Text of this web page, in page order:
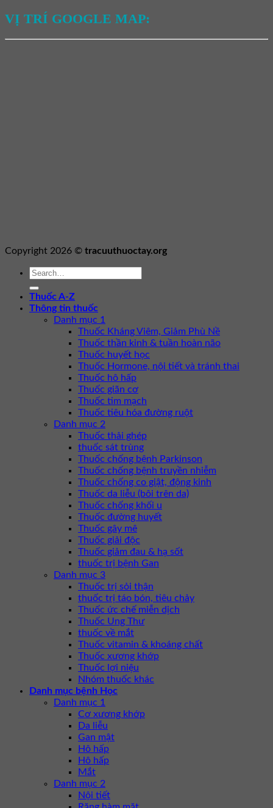
VỊ TRÍ GOOGLE MAP:
Copyright 2026 © tracuuthuoctay.org
Thuốc A-Z
Thông tin thuốc
Danh mục 1
Thuốc Kháng Viêm, Giảm Phù Nề
Thuốc thần kinh & tuần hoàn não
Thuốc huyết học
Thuốc Hormone, nội tiết và tránh thai
Thuốc hô hấp
Thuốc giãn cơ
Thuốc tim mạch
Thuốc tiêu hóa đường ruột
Danh mục 2
Thuốc thải ghép
thuốc sát trùng
Thuốc chống bệnh Parkinson
Thuốc chống bệnh truyền nhiễm
Thuốc chống co giật, động kinh
Thuốc da liễu (bôi trên da)
Thuốc chống khối u
Thuốc đường huyết
Thuốc gây mê
Thuốc giải độc
Thuốc giảm đau & hạ sốt
thuốc trị bệnh Gan
Danh mục 3
Thuốc trị sỏi thận
thuốc trị táo bón, tiêu chảy
Thuốc ức chế miễn dịch
Thuốc Ung Thư
thuốc về mắt
Thuốc vitamin & khoáng chất
Thuốc xương khớp
Thuốc lợi niệu
Nhóm thuốc khác
Danh mục bệnh Học
Danh mục 1
Cơ xương khớp
Da liễu
Gan mật
Hô hấp
Hô hấp
Mắt
Danh mục 2
Nội tiết